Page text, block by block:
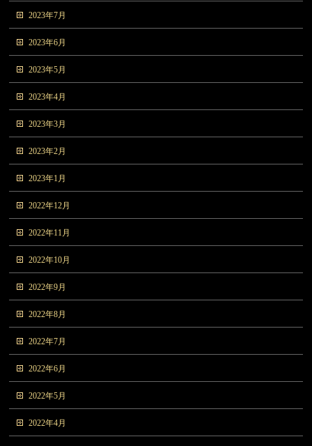
2023年7月
2023年6月
2023年5月
2023年4月
2023年3月
2023年2月
2023年1月
2022年12月
2022年11月
2022年10月
2022年9月
2022年8月
2022年7月
2022年6月
2022年5月
2022年4月